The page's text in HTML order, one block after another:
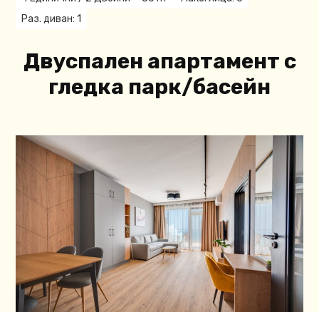
Раз. диван: 1
Двуспален апартамент с
гледка парк/басейн